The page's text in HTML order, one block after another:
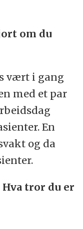
om du
vært i gang
med et par
En
og da
tror du er